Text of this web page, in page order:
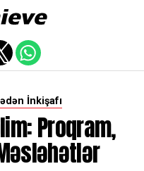
İnkişafı
Proqram,